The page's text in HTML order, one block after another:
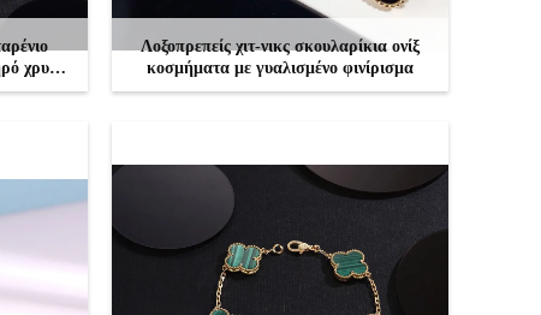
χρυσό
Λοξοπρεπείς χιτ-νικς σκουλαρίκια ονίξ
κοσμήματα με γυαλισμένο φινίρισμα